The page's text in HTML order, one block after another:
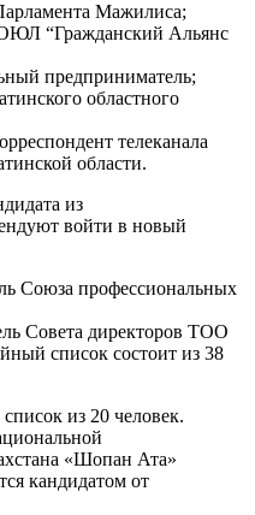
Мажилиса;
“Гражданский Альянс
предприниматель;
областного
телеканала
области.
из
войти в новый
Союза профессиональных
Совета директоров ТОО
список состоит из 38
из 20 человек.
«Шопан Ата»
кандидатом от